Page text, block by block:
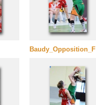
Baudy_Opposition_F